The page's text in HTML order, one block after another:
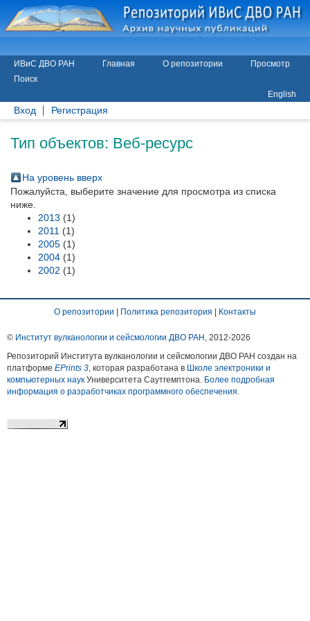
ИВиС ДВО РАН Главная О репозитории
Просмотр
Поиск
English
Вход Регистрация
Тип объектов: Веб-ресурс
На уровень вверх
Пожалуйста, выберите значение для просмотра из списка
ниже.
2013 (1)
2011 (1)
2005 (1)
2004 (1)
2002 (1)
О репозитории Политика репозитория Контакты
© Институт вулканологии и сейсмологии ДВО РАН , 2012-2026
Репозиторий Института вулканологии и сейсмологии ДВО РАН создан на
платформе EPrints 3, которая разработана в Школе электроники и
компьютерных наук Университета Саутгемптона. Более подробная
информация о разработчиках программного обеспечения.